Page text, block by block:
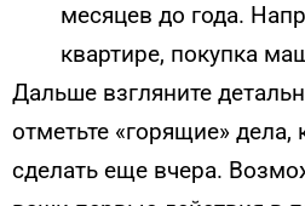
месяцев до года.
квартире, покупка
Дальше взгляните
отметьте «горящие»
сделать еще вчера.